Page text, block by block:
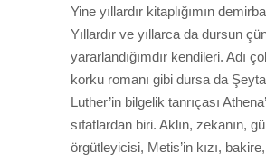
Yine yıllardır kitaplığımın
Yıllardır ve yıllarca da dursun
yararlandığımdır kendileri. Adı
korku romanı gibi dursa da
Luther’in bilgelik tanrıçası
sıfatlardan biri. Aklın, zekanın,
örgütleyicisi, Metis’in kızı, bakire,